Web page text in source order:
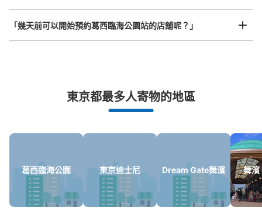
从JR葛西臨海公園駅站步行0分钟。
本日營業時間:05:00〜23:59
可保管的行李數
大的 :5 / ¥700 中等的 ¥500 小的 26/ ¥400
付款方式
發生行李破損、被偷等狀況時安心有保障
「幾天前可以開始預約葛西臨海公園站的店舖呢？」
東京都最多人寄物的地區
葛西臨海公園 東京迪士尼 Dream Gate舞濱 舞